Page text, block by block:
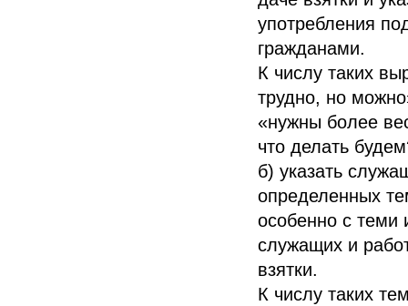
употребления
гражданами.
К числу таких
трудно, но
«нужны более
что делать
б) указать
определенных
особенно с теми
служащих и
взятки.
К числу таких